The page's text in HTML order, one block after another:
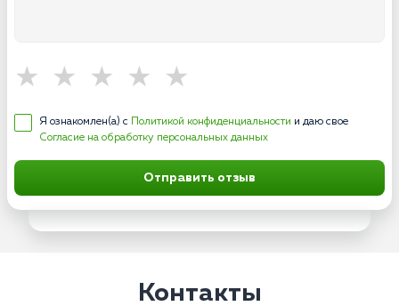
Я ознакомлен(а) с Политикой конфиденциальности и даю свое
Согласие на обработку персональных данных
Отправить отзыв
Контакты